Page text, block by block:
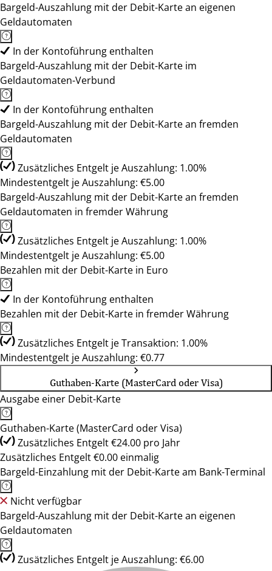
Bargeld-Auszahlung mit der Debit-Karte an eigenen
Geldautomaten
In der Kontoführung enthalten
Bargeld-Auszahlung mit der Debit-Karte im
Geldautomaten-Verbund
In der Kontoführung enthalten
Bargeld-Auszahlung mit der Debit-Karte an fremden
Geldautomaten
Zusätzliches Entgelt je Auszahlung: 1.00%
Mindestentgelt je Auszahlung: €5.00
Bargeld-Auszahlung mit der Debit-Karte an fremden
Geldautomaten in fremder Währung
Zusätzliches Entgelt je Auszahlung: 1.00%
Mindestentgelt je Auszahlung: €5.00
Bezahlen mit der Debit-Karte in Euro
In der Kontoführung enthalten
Bezahlen mit der Debit-Karte in fremder Währung
Zusätzliches Entgelt je Transaktion: 1.00%
Mindestentgelt je Auszahlung: €0.77
Guthaben-Karte (MasterCard oder Visa)
Ausgabe einer Debit-Karte
Guthaben-Karte (MasterCard oder Visa)
Zusätzliches Entgelt €24.00 pro Jahr
Zusätzliches Entgelt €0.00 einmalig
Bargeld-Einzahlung mit der Debit-Karte am Bank-Terminal
Nicht verfügbar
Bargeld-Auszahlung mit der Debit-Karte an eigenen
Geldautomaten
Zusätzliches Entgelt je Auszahlung: €6.00